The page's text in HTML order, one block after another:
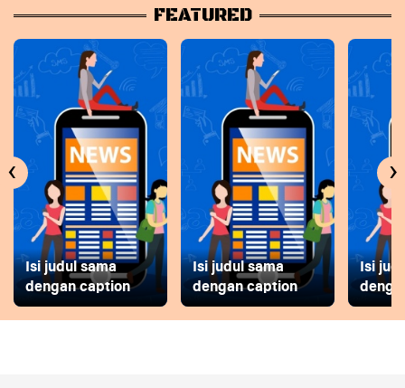
FEATURED
Isi judul sama
dengan caption
Isi judul sama
dengan caption
Isi
‹ ›